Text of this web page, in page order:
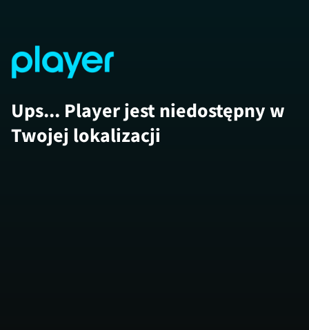
Ups... Player jest niedostępny w
Twojej lokalizacji